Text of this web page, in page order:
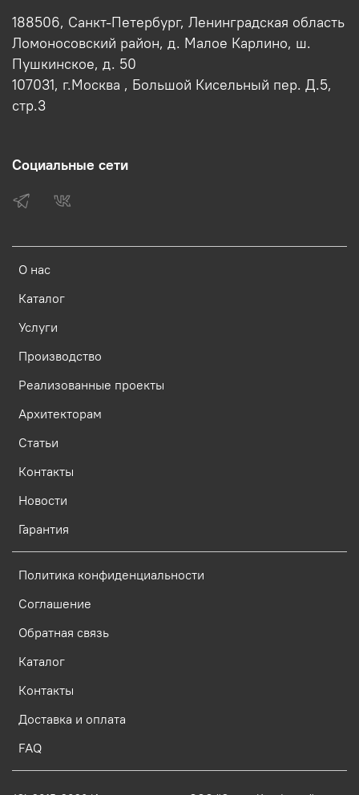
О нас
Каталог
Услуги
Производство
Реализованные проекты
Архитекторам
Статьи
Контакты
Новости
Гарантия
Политика конфиденциальности
Соглашение
Обратная связь
Каталог
Контакты
Доставка и оплата
FAQ
188506, Санкт-Петербург, Ленинградская область
Ломоносовский район, д. Малое Карлино, ш.
Пушкинское, д. 50
107031, г.Москва , Большой Кисельный пер. Д.5,
стр.3
Социальные сети